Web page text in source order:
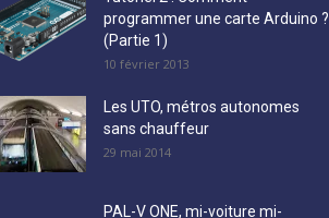
programmer une carte Arduino ?
(Partie 1)
10 février 2013
Les UTO, métros autonomes
sans chauffeur
29 mai 2014
PAL-V ONE, mi-voiture mi-